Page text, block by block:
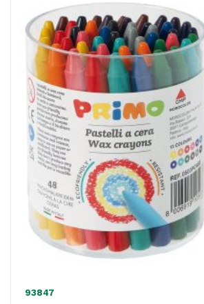
mm
x
85
-
Primo
conf.
12
pezzi
quantità
93847